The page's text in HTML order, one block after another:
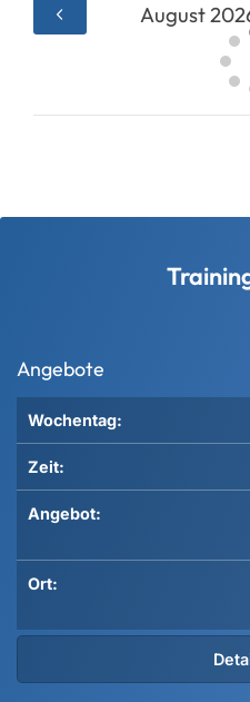
August
Angebote
Wochentag:
Zeit:
Angebot:
Ort: